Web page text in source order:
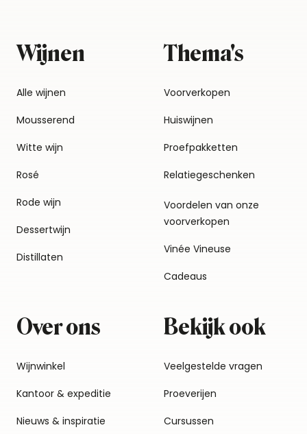
Wijnen
Alle wijnen
Mousserend
Witte wijn
Rosé
Rode wijn
Dessertwijn
Distillaten
Thema's
Voorverkopen
Huiswijnen
Proefpakketten
Relatiegeschenken
Voordelen van onze
voorverkopen
Vinée Vineuse
Cadeaus
Over ons
Wijnwinkel
Kantoor & expeditie
Nieuws & inspiratie
Bekijk ook
Veelgestelde vragen
Proeverijen
Cursussen